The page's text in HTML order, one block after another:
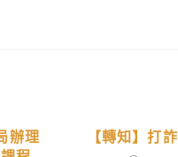
辦理
【轉知】打